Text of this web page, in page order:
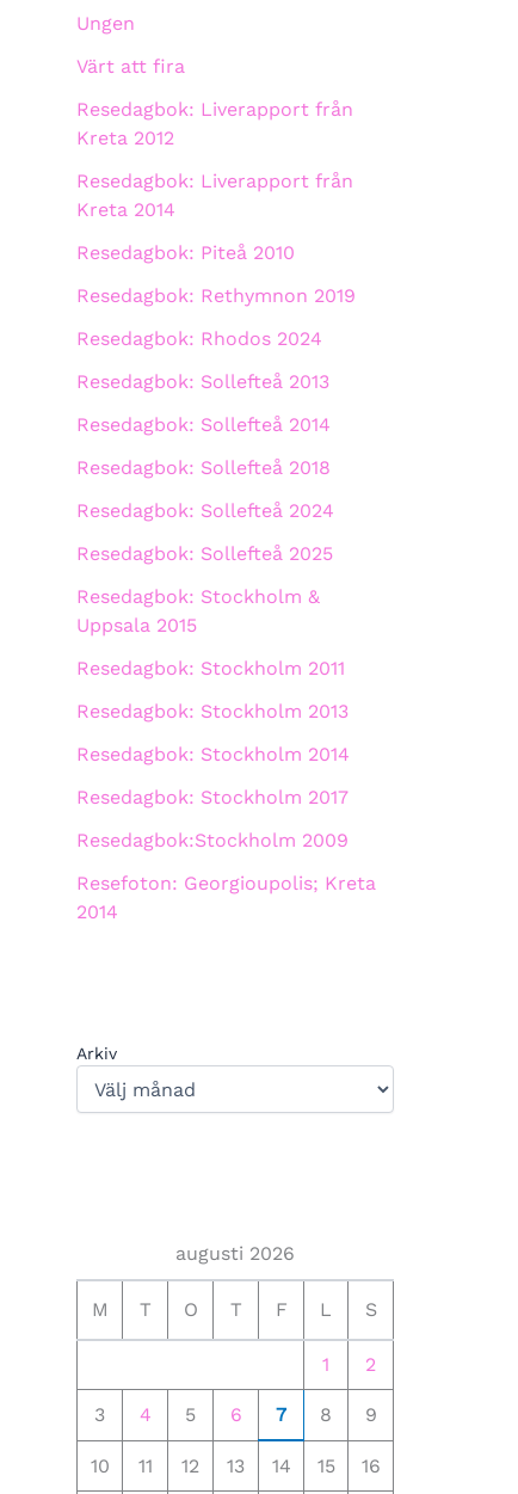
Ungen
Värt att fira
Resedagbok: Liverapport från
Kreta 2012
Resedagbok: Liverapport från
Kreta 2014
Resedagbok: Piteå 2010
Resedagbok: Rethymnon 2019
Resedagbok: Rhodos 2024
Resedagbok: Sollefteå 2013
Resedagbok: Sollefteå 2014
Resedagbok: Sollefteå 2018
Resedagbok: Sollefteå 2024
Resedagbok: Sollefteå 2025
Resedagbok: Stockholm &
Uppsala 2015
Resedagbok: Stockholm 2011
Resedagbok: Stockholm 2013
Resedagbok: Stockholm 2014
Resedagbok: Stockholm 2017
Resedagbok:Stockholm 2009
Resefoton: Georgioupolis; Kreta
2014
Arkiv
augusti 2026
M T O T F L S
1 2
3 4 5 6 7 8 9
10 11 12 13 14 15 16